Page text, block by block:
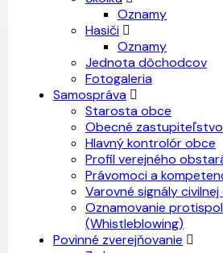
Oznamy
Hasiči
Oznamy
Jednota dôchodcov
Fotogaleria
Samospráva
Starosta obce
Obecné zastupiteľstvo
Hlavný kontrolór obce
Profil verejného
Právomoci a
Varovné signály
Oznamovanie
(Whistleblowing)
Povinné zverejňovanie